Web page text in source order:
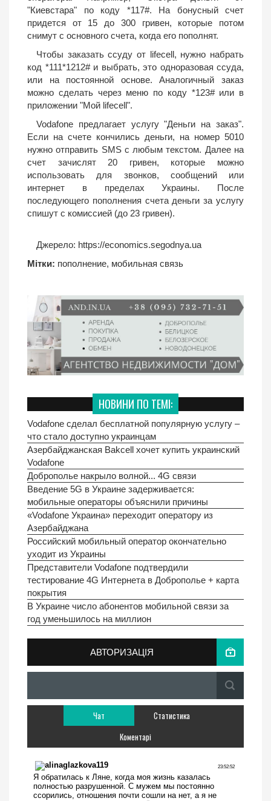
"Киевстара" по коду *117#. На бонусный счет
придется от 15 до 300 гривен, которые потом
снимут с основного счета, когда его пополнят.
Чтобы заказать ссуду от lifecell, нужно набрать
код *111*1212# и выбрать, это одноразовая ссуда,
или на постоянной основе. Аналогичный заказ
можно сделать через меню по коду *123# или в
приложении "Мой lifecell".
Vodafone предлагает услугу "Деньги на заказ".
Если на счете кончились деньги, на номер 5010
нужно отправить SMS с любым текстом. Далее на
счет зачислят 20 гривен, которые можно
использовать для звонков, сообщений или
интернет в пределах Украины. После
последующего пополнения счета деньги за услугу
спишут с комиссией (до 23 гривен).
Джерело: https://economics.segodnya.ua
Мітки: пополнение, мобильная связь
НОВИНИ ПО ТЕМІ:
Vodafone сделал бесплатной популярную услугу –
что стало доступно украинцам
Азербайджанская Bakcell хочет купить украинский
Vodafone
Доброполье накрыло волной... 4G связи
Введение 5G в Украине задерживается:
мобильные операторы объяснили причины
«Vodafone Украина» переходит оператору из
Азербайджана
Российский мобильный оператор окончательно
уходит из Украины
Представители Vodafone подтвердили
тестирование 4G Интернета в Доброполье + карта
покрытия
В Украине число абонентов мобильной связи за
год уменьшилось на миллион
АВТОРИЗАЦІЯ
Чат
Статистика
Коментарі